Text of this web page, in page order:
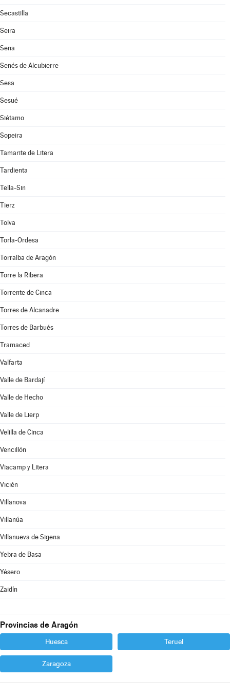
Secastilla
Seira
Sena
Senés de Alcubierre
Sesa
Sesué
Siétamo
Sopeira
Tamarite de Litera
Tardienta
Tella-Sin
Tierz
Tolva
Torla-Ordesa
Torralba de Aragón
Torre la Ribera
Torrente de Cinca
Torres de Alcanadre
Torres de Barbués
Tramaced
Valfarta
Valle de Bardají
Valle de Hecho
Valle de Lierp
Velilla de Cinca
Vencillón
Viacamp y Litera
Vicién
Villanova
Villanúa
Villanueva de Sigena
Yebra de Basa
Yésero
Zaidín
Provincias de Aragón
Huesca Teruel
Zaragoza